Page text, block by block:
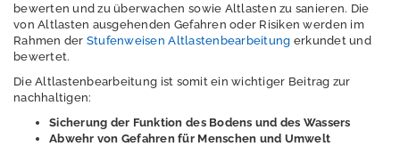
Rechtsgrundlagen
und
Fachdokumente
Boden
bewerten und zu überwachen sowie Altlasten zu sanieren. Die
von Altlasten ausgehenden Gefahren oder Risiken werden im
Rahmen der Stufenweisen Altlastenbearbeitung erkundet und
bewertet.
Die Altlastenbearbeitung ist somit ein wichtiger Beitrag zur
nachhaltigen:
Sicherung der Funktion des Bodens und des Wassers
Abwehr von Gefahren für Menschen und Umwelt